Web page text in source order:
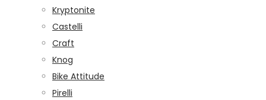
Kryptonite
Castelli
Craft
Knog
Bike Attitude
Pirelli